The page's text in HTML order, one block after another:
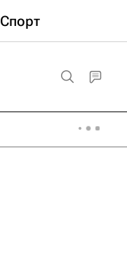
Спорт